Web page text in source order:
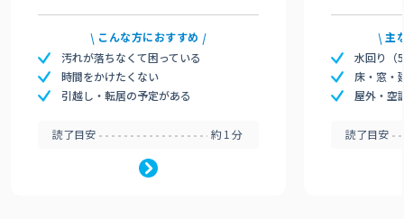
こんな方におすすめ
汚れが落ちなくて困っている
時間をかけたくない
引越し・転居の予定がある
読了目安 約1分
主
水回り（
床・窓・
屋外・空
読了目安